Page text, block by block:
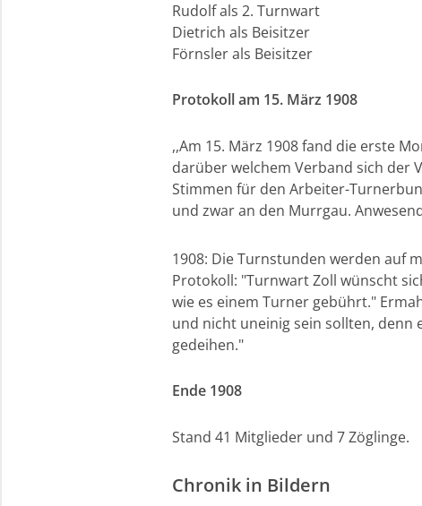
Rudolf als 2. Turnwart
Dietrich als Beisitzer
Förnsler als Beisitzer
Protokoll am 15. März 1908
,,Am 15. März 1908 fand die erste
darüber welchem Verband sich der
Stimmen für den Arbeiter-
und zwar an den Murrgau.
1908: Die Turnstunden werden auf
Protokoll: "Turnwart Zoll wünscht
wie es einem Turner gebührt."
und nicht uneinig sein sollten, denn
gedeihen."
Ende 1908
Stand 41 Mitglieder und 7 Zöglinge.
Chronik in Bildern